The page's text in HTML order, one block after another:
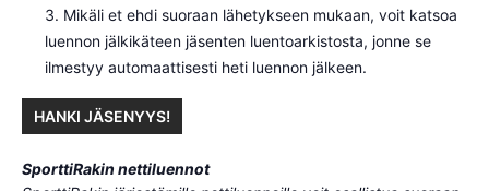
Mikäli et ehdi suoraan lähetykseen mukaan, voit katsoa
luennon jälkikäteen jäsenten luentoarkistosta, jonne se
ilmestyy automaattisesti heti luennon jälkeen.
HANKI JÄSENYYS!
SporttiRakin nettiluennot